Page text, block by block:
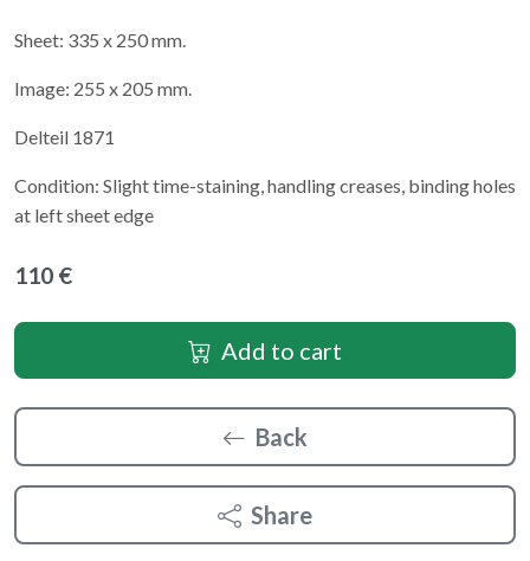
Sheet: 335 x 250 mm.
Image: 255 x 205 mm.
Delteil 1871
Condition: Slight time-staining, handling creases, binding holes
at left sheet edge
110 €
Add to cart
Back
Share